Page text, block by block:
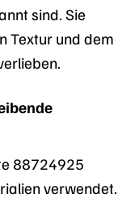
sind. Sie
Textur und dem
88724925
verwendet.